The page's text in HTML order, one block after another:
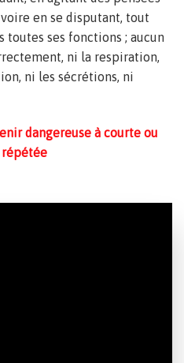
en se disputant, tout
toutes ses fonctions ; aucun
ni la respiration,
ni les sécrétions, ni
dangereuse à courte ou
répétée